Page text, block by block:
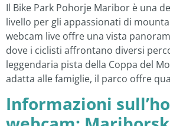
Il Bike Park Pohorje Maribor è una
livello per gli appassionati di
webcam live offre una vista
dove i ciclisti affrontano diversi
leggendaria pista della Coppa del
adatta alle famiglie, il parco offre
Informazioni